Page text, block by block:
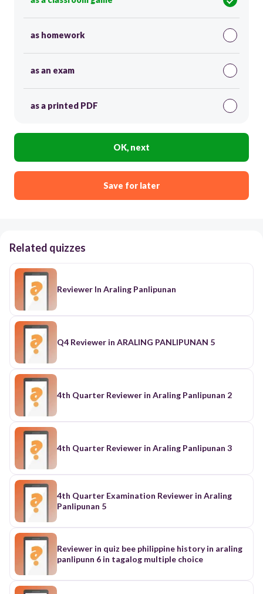
as homework
as an exam
as a printed PDF
OK, next
Save for later
Related quizzes
Reviewer In Araling Panlipunan
Q4 Reviewer in ARALING PANLIPUNAN 5
4th Quarter Reviewer in Araling Panlipunan 2
4th Quarter Reviewer in Araling Panlipunan 3
4th Quarter Examination Reviewer in Araling
Panlipunan 5
Reviewer in quiz bee philippine history in araling
panlipunn 6 in tagalog multiple choice